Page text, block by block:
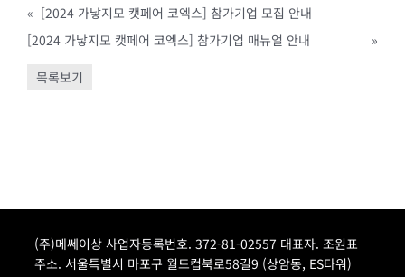
« [2024 가낳지모 캣페어 코엑스] 참가기업 모집 안내
[2024 가낳지모 캣페어 코엑스] 참가기업 매뉴얼 안내
»
목록보기
(주)메쎄이상 사업자등록번호. 372-81-02557 대표자. 조원표
주소. 서울특별시 마포구 월드컵북로58길9 (상암동, ES타워)